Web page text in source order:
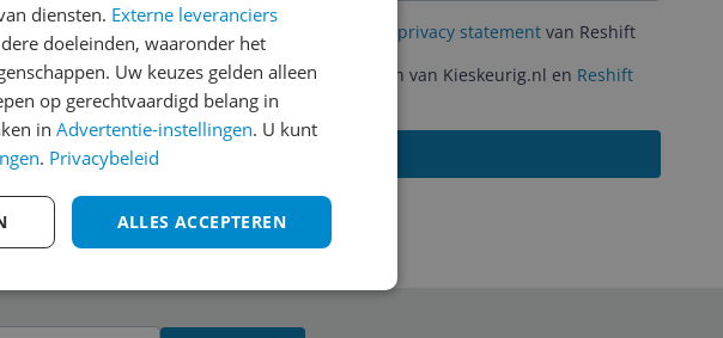
akkoord met de Algemene Voorwaarden privacy statement van Reshift
graag interessante acties en aanbiedingen van Kieskeurig.nl en Reshift
via e-mail
diensten. Externe leveranciers
doeleinden, waaronder het
Uw keuzes gelden alleen
op gerechtvaardigd belang in
in Advertentie-instellingen. U kunt
. Privacybeleid
ALLES ACCEPTEREN